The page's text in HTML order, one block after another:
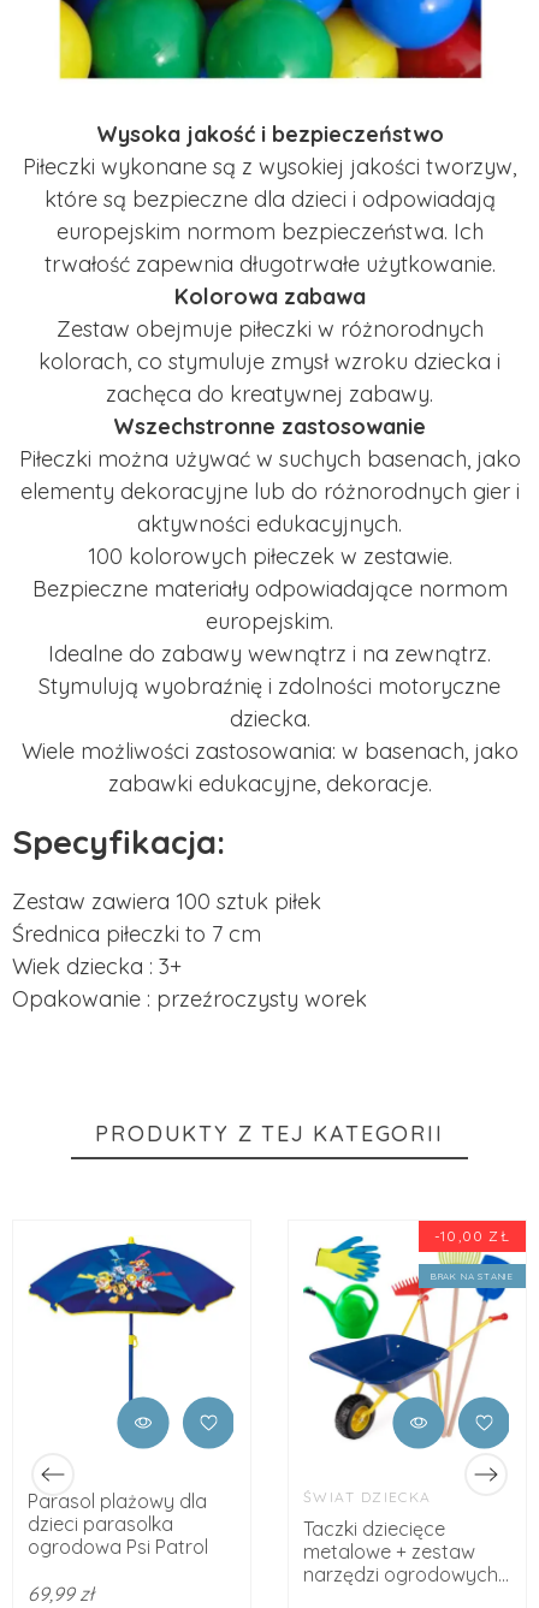
Wysoka jakość i bezpieczeństwo
Piłeczki wykonane są z wysokiej jakości tworzyw,
które są bezpieczne dla dzieci i odpowiadają
europejskim normom bezpieczeństwa. Ich
trwałość zapewnia długotrwałe użytkowanie.
Kolorowa zabawa
Zestaw obejmuje piłeczki w różnorodnych
kolorach, co stymuluje zmysł wzroku dziecka i
zachęca do kreatywnej zabawy.
Wszechstronne zastosowanie
Piłeczki można używać w suchych basenach, jako
elementy dekoracyjne lub do różnorodnych gier i
aktywności edukacyjnych.
100 kolorowych piłeczek w zestawie.
Bezpieczne materiały odpowiadające normom
europejskim.
Idealne do zabawy wewnątrz i na zewnątrz.
Stymulują wyobraźnię i zdolności motoryczne
dziecka.
Wiele możliwości zastosowania: w basenach, jako
zabawki edukacyjne, dekoracje.
Specyfikacja:
Zestaw zawiera 100 sztuk piłek
Średnica piłeczki to 7 cm
Wiek dziecka : 3+
Opakowanie : przeźroczysty worek
PRODUKTY Z TEJ KATEGORII
Parasol plażowy dla
dzieci parasolka
ogrodowa Psi Patrol
69,99 zł
ŚWIAT DZIECKA
Taczki dziecięce
metalowe + zestaw
narzędzi ogrodowych...
-10,00 ZŁ
BRAK NA STANIE